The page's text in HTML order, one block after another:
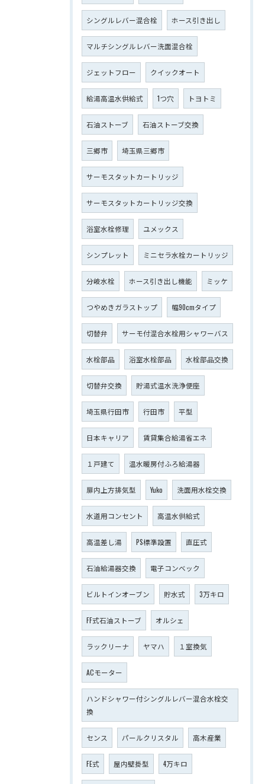
シングルレバー混合栓 ホース引き出し
マルチシングルレバー洗面混合栓
ジェットフロー クイックオート
給湯高温水供給式 1つ穴 トヨトミ
石油ストーブ 石油ストーブ交換
三郷市 埼玉県三郷市
サーモスタットカートリッジ
サーモスタットカートリッジ交換
浴室水栓修理 ユメックス
シンプレット ミニセラ水栓カートリッジ
分岐水栓 ホース引き出し機能 ミッケ
つやめきガラストップ 幅90cmタイプ
切替弁 サーモ付混合水栓用シャワーバス
水栓部品 浴室水栓部品 水栓部品交換
切替弁交換 貯湯式温水洗浄便座
埼玉県行田市 行田市 平型
日本キャリア 賃貸集合給湯省エネ
１戸建て 温水暖房付ふろ給湯器
扉内上方排気型 Yuko 洗面用水栓交換
水道用コンセント 高温水供給式
高温差し湯 PS標準設置 直圧式
石油給湯器交換 電子コンベック
ビルトインオーブン 貯水式 3万キロ
FF式石油ストーブ オルシェ
ラックリーナ ヤマハ １室換気
ACモーター
ハンドシャワー付シングルレバー混合水栓交
換
センス パールクリスタル 高木産業
FE式 屋内壁掛型 4万キロ